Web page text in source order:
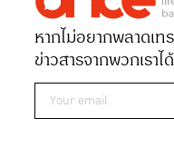
หากไม่อยากพลาดเท
ข่าวสารจากพวกเราไ